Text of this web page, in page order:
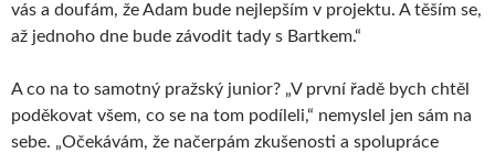
vás a doufám, že Adam bude nejlepším v projektu. A těším se,
až jednoho dne bude závodit tady s Bartkem.“
A co na to samotný pražský junior? „V první řadě bych chtěl
poděkovat všem, co se na tom podíleli,“ nemyslel jen sám na
sebe. „Očekávám, že načerpám zkušenosti a spolupráce